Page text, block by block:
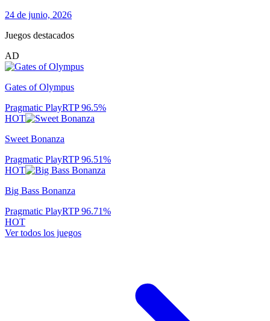
24 de junio, 2026
Juegos destacados
AD
Gates of Olympus
Pragmatic PlayRTP96.5%
HOT
Sweet Bonanza
Pragmatic PlayRTP96.51%
HOT
Big Bass Bonanza
Pragmatic PlayRTP96.71%
HOT
Ver todos los juegos